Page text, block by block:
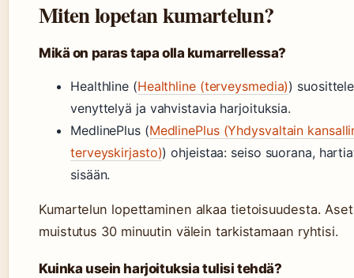
Miten lopetan kumartelun?
Mikä on paras tapa olla kumarrellessa?
Healthline (Healthline (terveysmedia))
venyttelyä ja vahvistavia harjoituksia.
MedlinePlus (MedlinePlus (Yhdysvaltain
terveyskirjasto)) ohjeistaa: seiso suorana,
sisään.
Kumartelun lopettaminen alkaa tietoisuudesta.
muistutus 30 minuutin välein tarkistamaan ryhtisi.
Kuinka usein harjoituksia tulisi tehdä?